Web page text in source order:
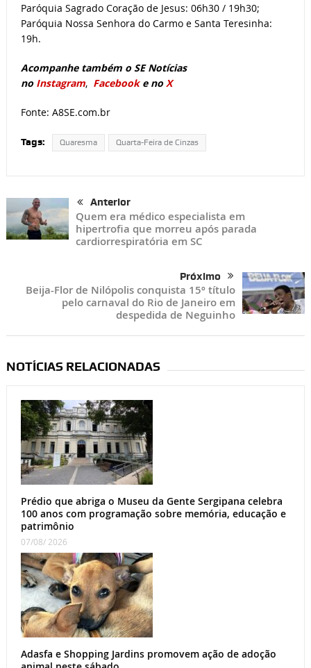
Paróquia Sagrado Coração de Jesus: 06h30 / 19h30;
Paróquia Nossa Senhora do Carmo e Santa Teresinha:
19h.
Acompanhe também o SE Notícias
no Instagram, Facebooke no X
Fonte: A8SE.com.br
Tags: Quaresma Quarta-Feira de Cinzas
Anterior
Quem era médico especialista em
hipertrofia que morreu após parada
cardiorrespiratória em SC
Próximo
Beija-Flor de Nilópolis conquista 15º título
pelo carnaval do Rio de Janeiro em
despedida de Neguinho
NOTÍCIAS RELACIONADAS
Prédio que abriga o Museu da Gente Sergipana celebra
100 anos com programação sobre memória, educação e
patrimônio
07/08/ 2026
Adasfa e Shopping Jardins promovem ação de adoção